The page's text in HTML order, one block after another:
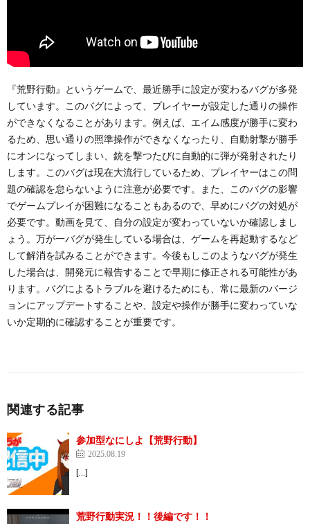
『荒野行動』というゲームで、最近勝手に設定が変わるバグが多発
しています。このバグによって、プレイヤーが設定した通りの操作
ができなくなることがあります。例えば、エイム感度が勝手に変わ
るため、思い通りの照準操作ができなくなったり、自動射撃が勝手
にオンになってしまい、銃を撃つたびに自動的に弾が発射されたり
します。このバグは現在大流行しているため、プレイヤーはこの問
題の確認を怠らないように注意が必要です。また、このバグの影響
でゲームプレイが困難になることもあるので、早めにバグの対処が
必要です。動画を見て、自分の設定が変わっていないか確認しまし
ょう。万が一バグが発生している場合は、ゲームを再起動するなど
して解消を試みることができます。今後もしこのようなバグが発生
した場合は、開発元に報告することで早期に修正される可能性があ
ります。バグによるトラブルを避けるためにも、常に最新のバージ
ョンにアップデートすることや、設定や操作が勝手に変わっていな
いか定期的に確認することが重要です。
関連する記事
参加型なにしよ【荒野行動】
2025.08.19
[…]
荒野行動実況！！後編です！！